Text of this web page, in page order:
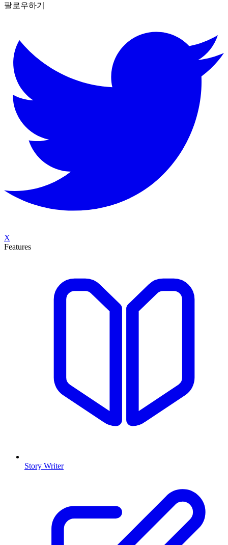
팔로우하기
X
Features
Story Writer